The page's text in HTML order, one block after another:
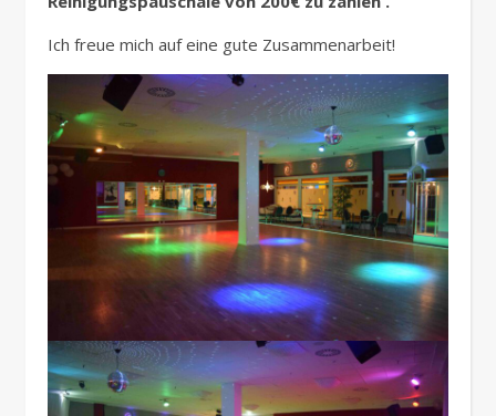
Ich freue mich auf eine gute Zusammenarbeit!